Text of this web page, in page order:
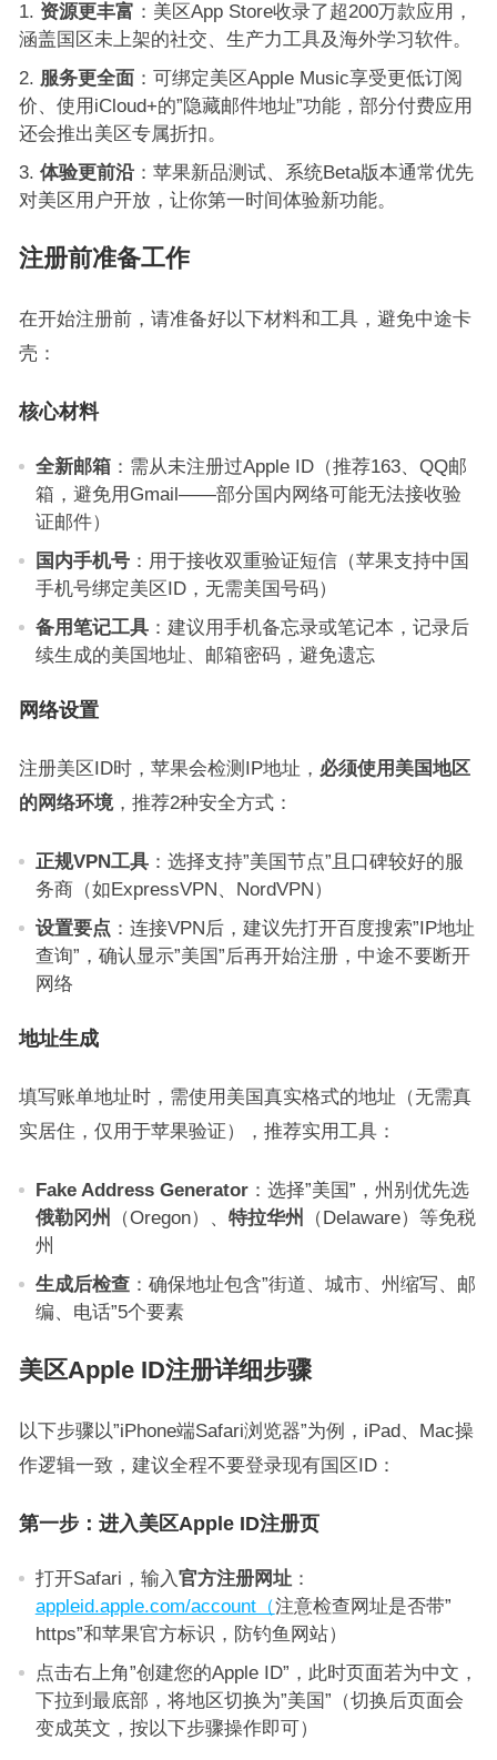
资源更丰富 ：美区App Store收录了超200万款应用，
涵盖国区未上架的社交、生产力工具及海外学习软件。
服务更全面：可绑定美区Apple Music享受更低订阅
价、使用iCloud+的”隐藏邮件地址”功能，部分付费应用
还会推出美区专属折扣。
体验更前沿：苹果新品测试、系统Beta版本通常优先
对美区用户开放，让你第一时间体验新功能。
注册前准备工作
在开始注册前，请准备好以下材料和工具，避免中途卡
壳：
核心材料
全新邮箱：需从未注册过Apple ID（推荐163、QQ邮
箱，避免用Gmail——部分国内网络可能无法接收验
证邮件）
国内手机号：用于接收双重验证短信（苹果支持中国
手机号绑定美区ID，无需美国号码）
备用笔记工具：建议用手机备忘录或笔记本，记录后
续生成的美国地址、邮箱密码，避免遗忘
网络设置
注册美区ID时，苹果会检测IP地址， 必须使用美国地区
的网络环境，推荐2种安全方式：
正规VPN工具：选择支持”美国节点”且口碑较好的服
务商（如ExpressVPN、NordVPN）
设置要点 ：连接VPN后，建议先打开百度搜索”IP地址
查询”，确认显示”美国”后再开始注册，中途不要断开
网络
地址生成
填写账单地址时，需使用美国真实格式的地址（无需真
实居住，仅用于苹果验证），推荐实用工具：
Fake Address Generator：选择”美国”，州别优先选
俄勒冈州
（Oregon）、 特拉华州
（Delaware）等免税
州
生成后检查：确保地址包含”街道、城市、州缩写、邮
编、电话”5个要素
美区Apple ID注册详细步骤
以下步骤以”iPhone端Safari浏览器”为例，iPad、Mac操
作逻辑一致，建议全程不要登录现有国区ID：
第一步：进入美区Apple ID注册页
打开Safari，输入 官方注册网址：
appleid.apple.com/account（注意检查网址是否带”
https”和苹果官方标识，防钓鱼网站）
点击右上角”创建您的Apple ID”，此时页面若为中文，
下拉到最底部，将地区切换为”美国”（切换后页面会
变成英文，按以下步骤操作即可）